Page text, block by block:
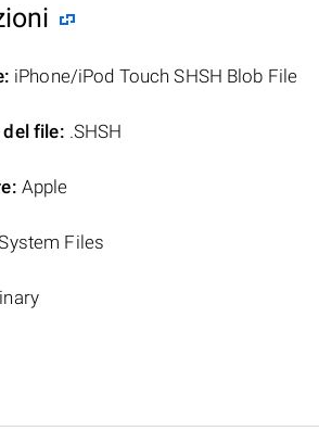
iPhone/iPod Touch SHSH Blob File
del file: .SHSH
Apple
Files